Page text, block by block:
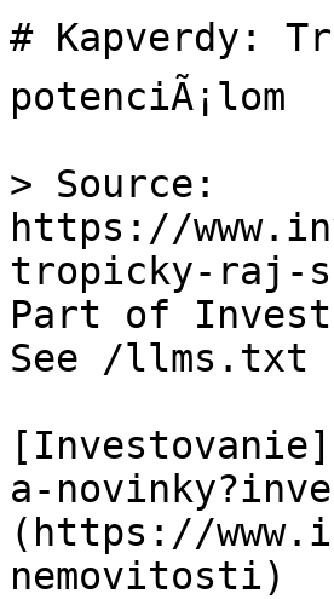
# Kapverdy:
potenciÃ¡lom
> Source:
https://
tropicky-raj-
Part of
See /llms.txt
a-
(https://
nemovitosti)